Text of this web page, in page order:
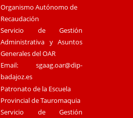
Organismo Autónomo de
Recaudación
Servicio de Gestión
Administrativa y Asuntos
Generales del OAR
Email:sgaag.oar@dip-
badajoz.es
Patronato de la Escuela
Provincial de Tauromaquia
Servicio de Gestión